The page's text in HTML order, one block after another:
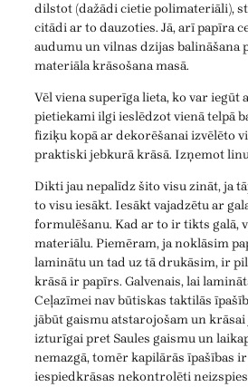
dilstot (dažādi cietie polimateriāli),
citādi ar to dauzoties. Jā, arī papīra
audumu un vilnas dzijas balināšana
materiāla krāsošana masā.
Vēl viena superīga lieta, ko var iegūt
pietiekami ilgi ieslēdzot vienā telpā
fiziķu kopā ar dekorēšanai izvēlēto
praktiski jebkurā krāsā. Izņemot
Dikti jau nepalīdz šito visu zināt, ja
to visu iesākt. Iesākt vajadzētu ar
formulēšanu. Kad ar to ir tikts galā,
materiālu. Piemēram, ja noklāsim
laminātu un tad uz tā drukāsim, ir
krāsā ir papīrs. Galvenais, lai
Ceļazīmei nav būtiskas taktilās
jābūt gaismu atstarojošam un
izturīgai pret Saules gaismu un
nemazgā, tomēr kapilārās īpašības
iespiedkrāsas nekontrolēti